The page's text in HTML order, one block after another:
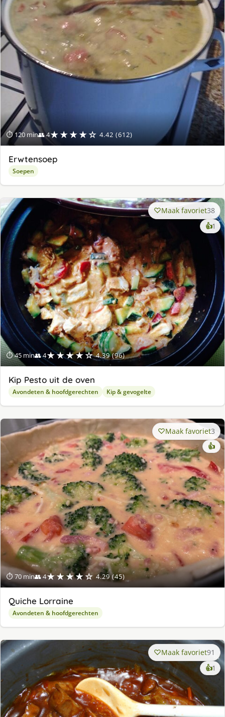
⏱ 120 min👥 4★★★★☆ 4.42 (612)
Erwtensoep
Soepen
⏱ 45 min👥 4★★★★☆ 4.39 (96)
Maak favoriet38
👍1
Kip Pesto uit de oven
Avondeten & hoofdgerechten Kip & gevogelte
⏱ 70 min👥 4★★★★☆ 4.29 (45)
Maak favoriet3
👍
Quiche Lorraine
Avondeten & hoofdgerechten
Maak favoriet91
👍1